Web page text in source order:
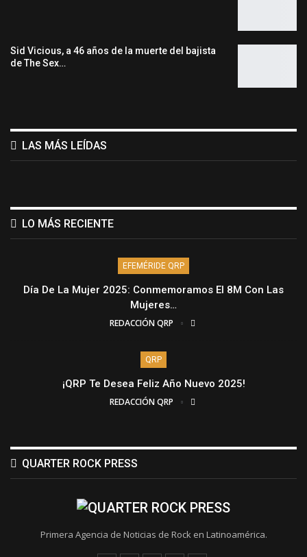
Sid Vicious, a 46 años de la muerte del bajista
de The Sex…
LAS MÁS LEÍDAS
LO MÁS RECIENTE
EFEMÉRIDE QRP
Día De La Mujer 2025: Conmemoramos El 8M Con Las
Mujeres…
REDACCIÓN QRP
QRP
¡QRP Te Desea Feliz Año Nuevo 2025!
REDACCIÓN QRP
QUARTER ROCK PRESS
Primera Agencia de Noticias de Rock en Latinoamérica.